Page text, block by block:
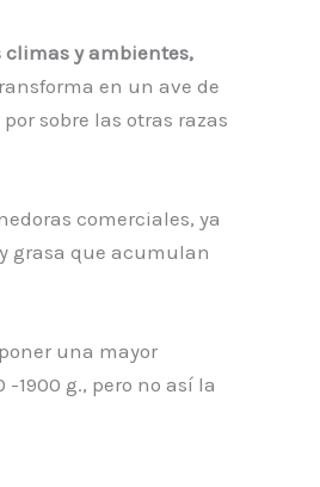
y ambientes,
en un ave de
sobre las otras razas
comerciales, ya
grasa que acumulan
una mayor
1900 g., pero no así la